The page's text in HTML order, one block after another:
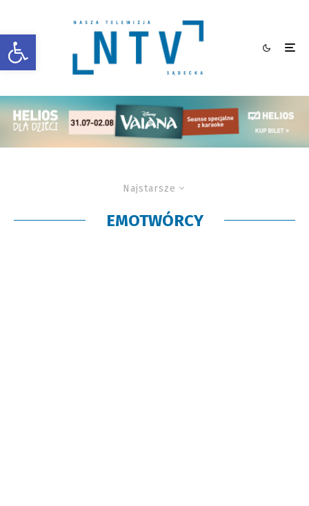
Otwórz pasek narzędzi
Najstarsze
EMOTWÓRCY